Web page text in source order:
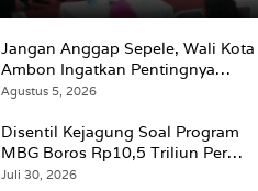
Jangan Anggap Sepele, Wali Kota
Ambon Ingatkan Pentingnya
Perencanaan Kesehatan
Agustus 5, 2026
Disentil Kejagung Soal Program
MBG Boros Rp10,5 Triliun Per
Tahun, Kepala BGN Sudaryono Beri
Juli 30, 2026